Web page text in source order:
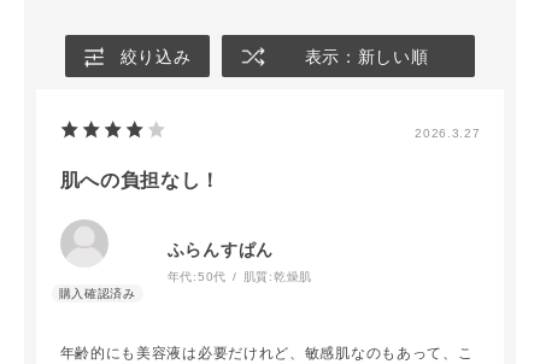
絞り込み 表示：新しい順
2026.3.27
肌への負担なし！
ふらんすぱん
年代:50代 肌質:乾燥肌
年齢的にも美容液は必要だけれど、敏感肌なのもあって、こ